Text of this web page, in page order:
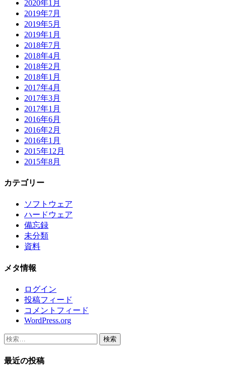
2020年1月
2019年7月
2019年5月
2019年1月
2018年7月
2018年4月
2018年2月
2018年1月
2017年4月
2017年3月
2017年1月
2016年6月
2016年2月
2016年1月
2015年12月
2015年8月
カテゴリー
ソフトウェア
ハードウェア
備忘録
未分類
資料
メタ情報
ログイン
投稿フィード
コメントフィード
WordPress.org
検
最近の投稿